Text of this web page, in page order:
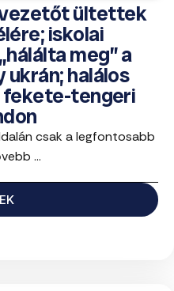
ültettek
iskolai
meg” a
halálos
fekete-tengeri
csak a legfontosabb
...